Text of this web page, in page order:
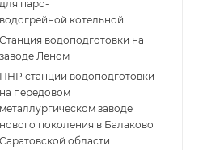
для паро-
водогрейной котельной
Станция водоподготовки на
заводе Леном
ПНР станции водоподготовки
на передовом
металлургическом заводе
нового поколения в Балаково
Саратовской области